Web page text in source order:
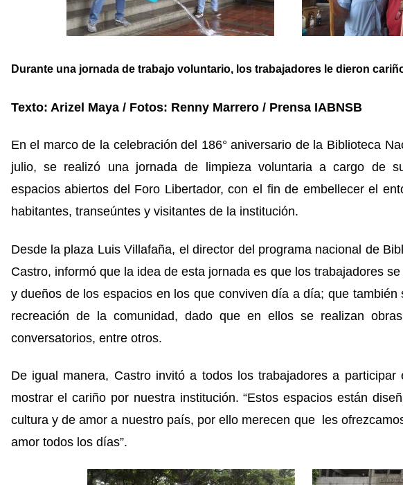
Durante una jornada de trabajo voluntario, los trabajadores le dieron
Texto: Arizel Maya / Fotos: Renny Marrero / Prensa IABNSB
En el marco de la celebración del 186° aniversario de la Biblioteca
julio, se realizó una jornada de limpieza voluntaria a cargo de
espacios abiertos del Foro Libertador, con el fin de embellecer el
habitantes, transeúntes y visitantes de la institución.
Desde la plaza Luis Villafaña, el director del programa nacional de
Castro, informó que la idea de esta jornada es que los trabajadores
y dueños de los espacios en los que conviven día a día; que también
recreación de la comunidad, dado que en ellos se realizan
conversatorios, entre otros.
De igual manera, Castro invitó a todos los trabajadores a participar
mostrar el cariño por nuestra institución. “Estos espacios están
cultura y de amor a nuestro país, por ello merecen que les
amor todos los días”.